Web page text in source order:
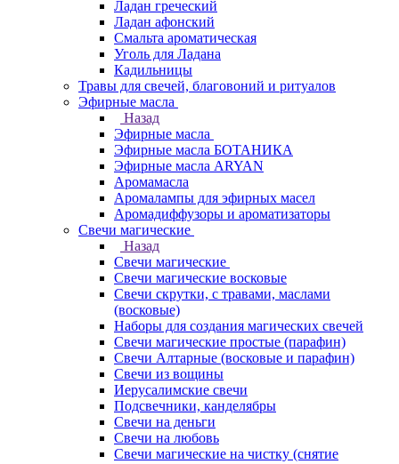
Ладан греческий
Ладан афонский
Смальта ароматическая
Уголь для Ладана
Кадильницы
Травы для свечей, благовоний и ритуалов
Эфирные масла
Назад
Эфирные масла
Эфирные масла БОТАНИКА
Эфирные масла ARYAN
Аромамасла
Аромалампы для эфирных масел
Аромадиффузоры и ароматизаторы
Свечи магические
Назад
Свечи магические
Свечи магические восковые
Свечи скрутки, с травами, маслами
(восковые)
Наборы для создания магических свечей
Свечи магические простые (парафин)
Свечи Алтарные (восковые и парафин)
Свечи из вощины
Иерусалимские свечи
Подсвечники, канделябры
Свечи на деньги
Свечи на любовь
Свечи магические на чистку (снятие